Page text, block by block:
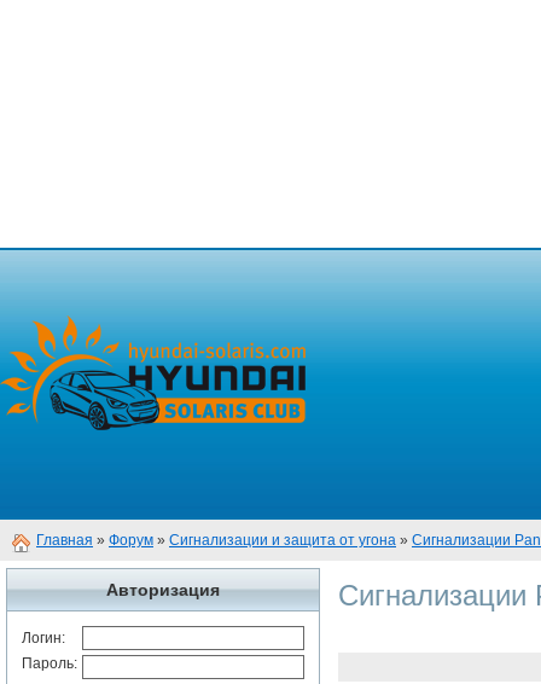
Главная » Форум » Сигнализации и защита от угона » Сигнализации
Авторизация
Логин:
Пароль:
Сигнализации